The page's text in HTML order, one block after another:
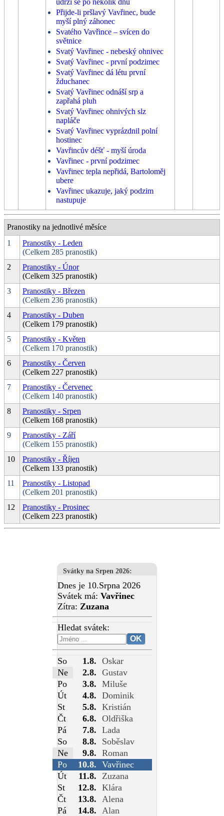
udrží se po několik dnů
Přijde-li pršlavý Vavřinec, bude
myší plný záhonec
Svatého Vavřince – svícen do
světnice
Svatý Vavřinec - nebeský ohnivec
Svatý Vavřinec - první podzimec
Svatý Vavřinec dá létu první
žduchanec
Svatý Vavřinec odnáší srp a
zapřahá pluh
Svatý Vavřinec ohnivých slz
napláče
Svatý Vavřinec vyprázdnil polní
hostinec
Vavřincův déšť - myší úroda
Vavřinec - první podzimec
Vavřinec tepla nepřidá, Bartoloměj
ubere
Vavřinec ukazuje, jaký podzim
nastupuje
Pranostiky na jednotlivé měsíce
1
Pranostiky - Leden
(Celkem 285 pranostik)
2
Pranostiky - Únor
(Celkem 325 pranostik)
3
Pranostiky - Březen
(Celkem 236 pranostik)
4
Pranostiky - Duben
(Celkem 179 pranostik)
5
Pranostiky - Květen
(Celkem 170 pranostik)
6
Pranostiky - Červen
(Celkem 227 pranostik)
7
Pranostiky - Červenec
(Celkem 140 pranostik)
8
Pranostiky - Srpen
(Celkem 168 pranostik)
9
Pranostiky - Září
(Celkem 155 pranostik)
10
Pranostiky - Říjen
(Celkem 133 pranostik)
11
Pranostiky - Listopad
(Celkem 201 pranostik)
12
Pranostiky - Prosinec
(Celkem 223 pranostik)
Svátky na Srpen 2026:
Dnes je 10.Srpna 2026
Svátek má: Vavřinec
Zítra: Zuzana
Hledat svátek:
So 1.8. Oskar
Ne
2.8. Gustav
Po
3.8. Miluše
Út
4.8. Dominik
St
5.8. Kristián
Čt
6.8. Oldřiška
Pá
7.8. Lada
So
8.8.
Soběslav
Ne
9.8. Roman
Po
10.8. Vavřinec
Út
11.8.
Zuzana
St
12.8. Klára
Čt
13.8.
Alena
Pá
14.8.
Alan